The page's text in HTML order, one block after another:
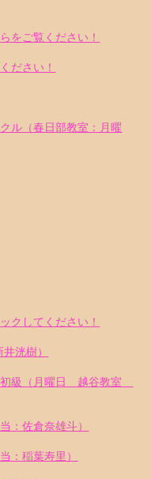
をご覧ください！
ださい！
ル（春日部教室：月曜
クしてください！
洸樹）
初級（月曜日 越谷教室
：佐倉奈雄斗）
：稲葉寿里）